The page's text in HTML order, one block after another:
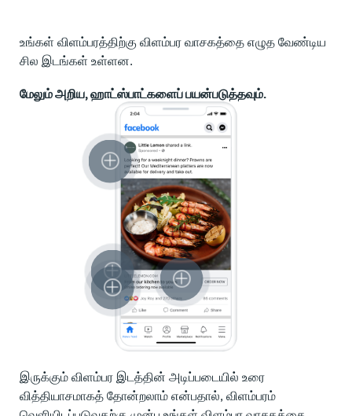
உங்கள் விளம்பரத்திற்கு விளம்பர வாசகத்தை எழுத வேண்டிய
சில இடங்கள் உள்ளன.
மேலும் அறிய, ஹாட்ஸ்பாட்களைப் பயன்படுத்தவும்.
இருக்கும் விளம்பர இடத்தின் அடிப்படையில் உரை
வித்தியாசமாகத் தோன்றலாம் என்பதால், விளம்பரம்